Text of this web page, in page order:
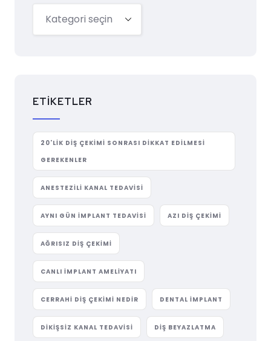
ETIKETLER
20'LIK DIŞ ÇEKIMI SONRASI DIKKAT EDILMESI
GEREKENLER
ANESTEZILI KANAL TEDAVISI
AYNI GÜN IMPLANT TEDAVISI AZI DIŞ ÇEKIMI
AĞRISIZ DIŞ ÇEKIMI
CANLI IMPLANT AMELIYATI
CERRAHI DIŞ ÇEKIMI NEDIR DENTAL IMPLANT
DIKIŞSIZ KANAL TEDAVISI DIŞ BEYAZLATMA